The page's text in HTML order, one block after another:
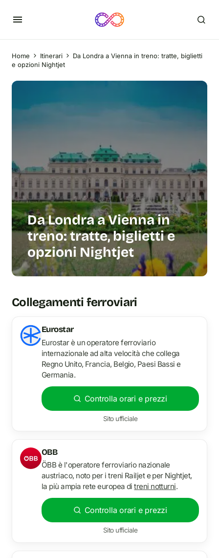
Home Itinerari
Da Londra a Vienna in treno: tratte, biglietti
e opzioni Nightjet
Da Londra a Vienna in
treno: tratte, biglietti e
opzioni Nightjet
Collegamenti ferroviari
Eurostar
Eurostar è un operatore ferroviario
internazionale ad alta velocità che collega
Regno Unito, Francia, Belgio, Paesi Bassi e
Germania.
Controlla orari e prezzi
Sito ufficiale
OBB
ÖBB è l'operatore ferroviario nazionale
austriaco, noto per i treni Railjet e per Nightjet,
la più ampia rete europea ditreni notturni.
Controlla orari e prezzi
Sito ufficiale